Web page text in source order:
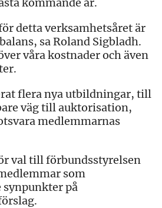
detta verksamhetsåret är
sa Roland Sigbladh.
våra kostnader och även
flera nya utbildningar, till
väg till auktorisation,
medlemmarnas
val till förbundsstyrelsen
som
på